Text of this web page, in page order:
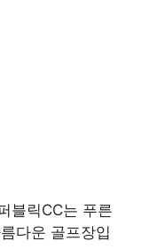
블릭CC는 푸른
다운 골프장입